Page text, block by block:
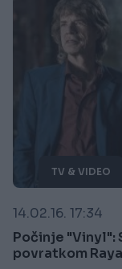
TV & VIDEO
14.02.16. 17:34
Počinje "Vinyl":
povratkom